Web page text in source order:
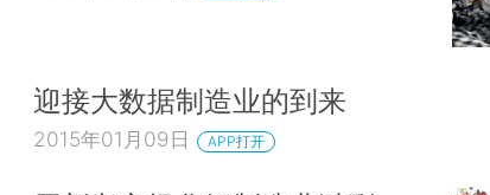
迎接大数据制造业的到来
2015年01月09日 APP打开